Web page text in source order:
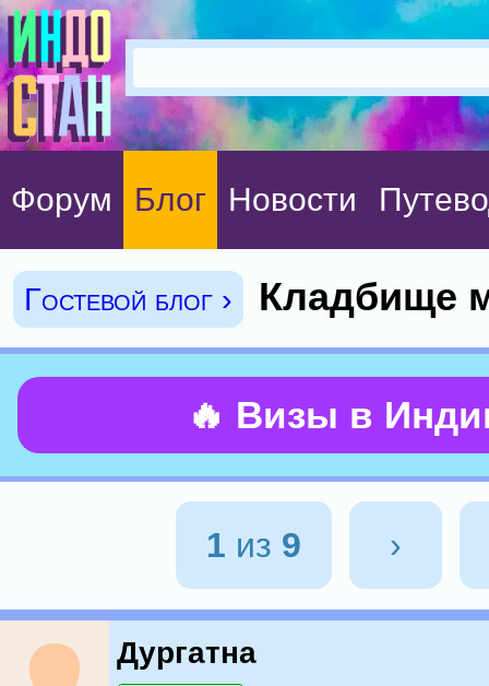
Форум Блог Новости
Гостевой блог › Кладбище
🔥 Визы в
1 из 9 ›
Дургатна